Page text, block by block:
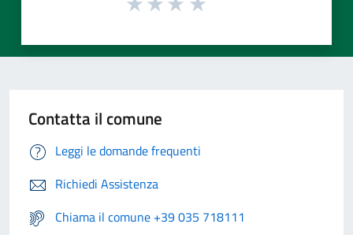
Contatta il comune
Leggi le domande frequenti
Richiedi Assistenza
Chiama il comune +39 035 718111